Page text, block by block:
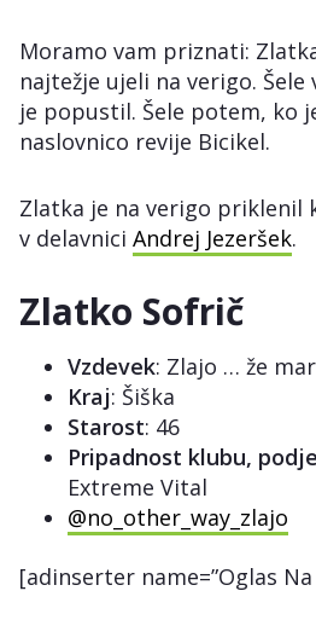
Moramo vam priznati:
najtežje ujeli na verigo.
je popustil. Šele potem, ko
naslovnico revije Bicikel.
Zlatka je na verigo priklenil
v delavnici Andrej Jezeršek.
Zlatko Sofrič
Vzdevek: Zlajo … že
Kraj: Šiška
Starost: 46
Pripadnost klubu,
Extreme Vital
@no_other_way_zlajo
[adinserter name=”Oglas